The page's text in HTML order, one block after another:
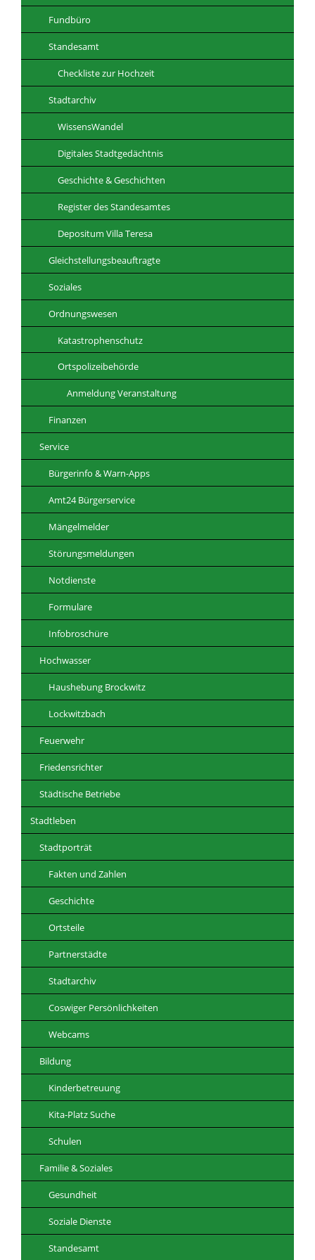
Fundbüro
Standesamt
Checkliste zur Hochzeit
Stadtarchiv
WissensWandel
Digitales Stadtgedächtnis
Geschichte & Geschichten
Register des Standesamtes
Depositum Villa Teresa
Gleichstellungsbeauftragte
Soziales
Ordnungswesen
Katastrophenschutz
Ortspolizeibehörde
Anmeldung Veranstaltung
Finanzen
Service
Bürgerinfo & Warn-Apps
Amt24 Bürgerservice
Mängelmelder
Störungsmeldungen
Notdienste
Formulare
Infobroschüre
Hochwasser
Haushebung Brockwitz
Lockwitzbach
Feuerwehr
Friedensrichter
Städtische Betriebe
Stadtleben
Stadtporträt
Fakten und Zahlen
Geschichte
Ortsteile
Partnerstädte
Stadtarchiv
Coswiger Persönlichkeiten
Webcams
Bildung
Kinderbetreuung
Kita-Platz Suche
Schulen
Familie & Soziales
Gesundheit
Soziale Dienste
Standesamt